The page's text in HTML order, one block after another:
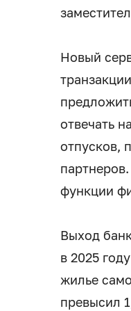
Новый
отвечать
отпусков,
функции
Выход
в 2025
жилье
превысил